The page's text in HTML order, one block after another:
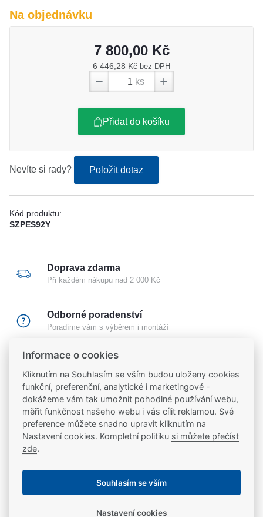
Na objednávku
7 800,00 Kč
6 446,28 Kč bez DPH
ks
Přidat do košíku
Nevíte si rady? Položit dotaz
Kód produktu:
SZPES92Y
Doprava zdarma
Při každém nákupu nad 2 000 Kč
Odborné poradenství
Poradíme vám s výběrem i montáží
Certifikovaný partner
Partneři značekFAB,Mul-T-LockaYale
20 let na trhu
Poradíme vám, máme 20 let zkušeností
YALE - vhodný pro únikové panikové dveře dle normy
Informace o cookies
Kliknutím na Souhlasím se vším budou uloženy cookies
funkční, preferenční, analytické i marketingové -
dokážeme vám tak umožnit pohodlné používání webu,
měřit funkčnost našeho webu i vás cílit reklamou. Své
preference můžete snadno upravit kliknutím na
Nastavení cookies. Kompletní politiku si můžete přečíst
zde.
Souhlasím se vším
Nastavení cookies